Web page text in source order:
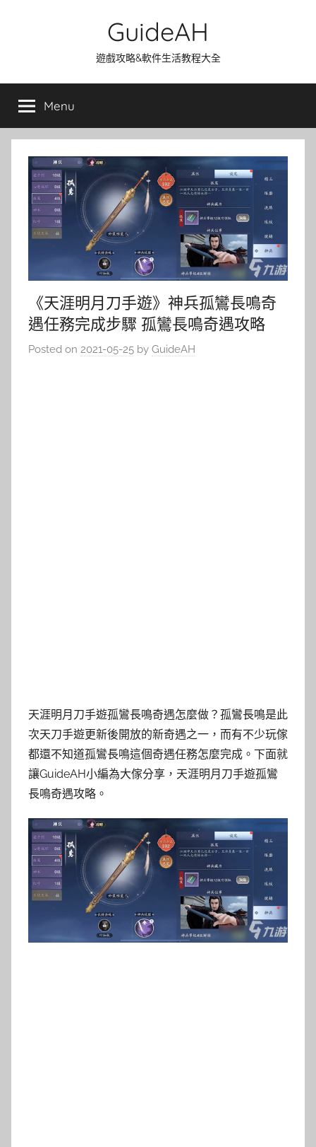
GuideAH
遊戲攻略&軟件生活教程大全
Menu
《天涯明月刀手遊》神兵孤鸞長鳴奇
遇任務完成步驟 孤鸞長鳴奇遇攻略
Posted on 2021-05-25 by GuideAH
天涯明月刀手遊孤鸞長鳴奇遇怎麼做？孤鸞長鳴是此
次天刀手遊更新後開放的新奇遇之一，而有不少玩傢
都還不知道孤鸞長鳴這個奇遇任務怎麼完成。下面就
讓GuideAH小編為大傢分享，天涯明月刀手遊孤鸞
長鳴奇遇攻略。